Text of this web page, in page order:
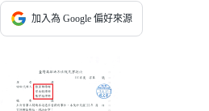
加入為 Google 偏好來源